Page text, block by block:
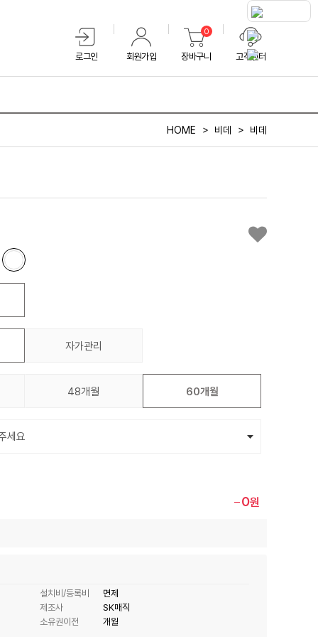
로그인 회원가입
0
장바구니 고객센터
HOME 비데 비데
자가관리
48개월 60개월
0원
설치비/등록비
면제
제조사
SK매직
소유권이전
개월